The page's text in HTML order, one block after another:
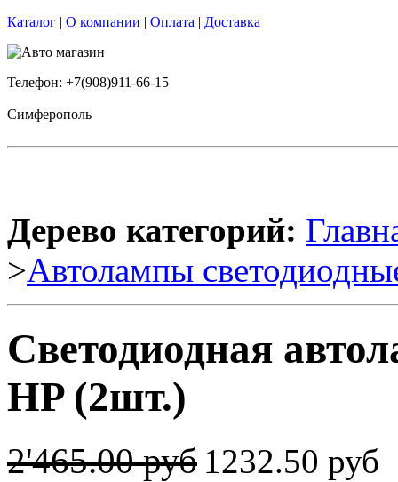
Каталог | О компании | Оплата | Доставка
Телефон: +7(908)911-66-15
Симферополь
Дерево категорий:
>Автолампы
Светодиодная
HP (2шт.)
2'465.00 руб 1232.50 руб